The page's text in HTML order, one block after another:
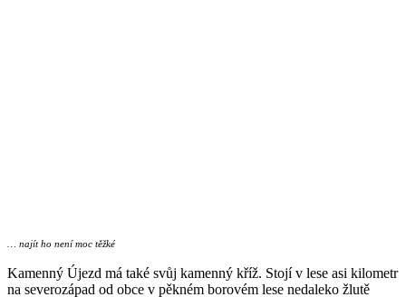
… najít ho není moc těžké
Kamenný Újezd má také svůj kamenný kříž. Stojí v lese asi kilometr
na severozápad od obce v pěkném borovém lese nedaleko žlutě